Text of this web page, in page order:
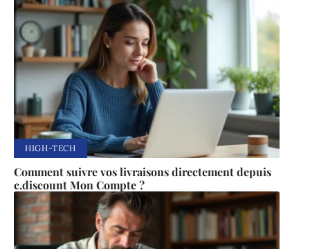
HIGH-TECH
Comment suivre vos livraisons directement depuis
c.discount Mon Compte ?